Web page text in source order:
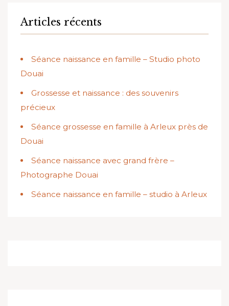
Articles récents
Séance naissance en famille – Studio photo
Douai
Grossesse et naissance : des souvenirs
précieux
Séance grossesse en famille à Arleux près de
Douai
Séance naissance avec grand frère –
Photographe Douai
Séance naissance en famille – studio à Arleux